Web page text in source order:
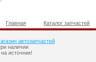
Главная Каталог запчастей
автозапчастей
наличии
источник!